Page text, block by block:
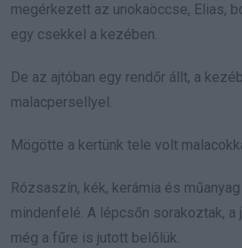
megérkezett az unokaöccse, Elias,
egy csekkel a kezében.
De az ajtóban egy rendőr állt, a
malacpersellyel.
Mögötte a kertünk tele volt
Rózsaszín, kék, kerámia és
mindenfelé. A lépcsőn sorakoztak,
még a fűre is jutott belőlük.